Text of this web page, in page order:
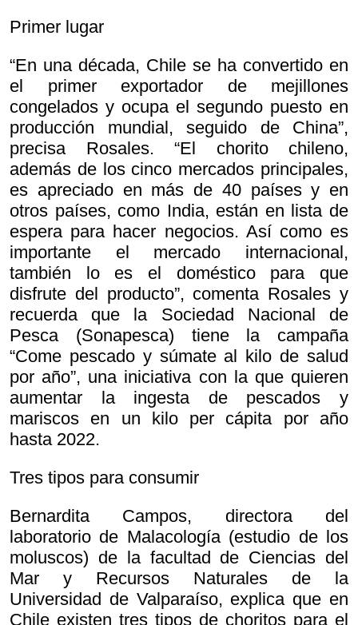
Primer lugar
“En una década, Chile se ha convertido en
el primer exportador de mejillones
congelados y ocupa el segundo puesto en
producción mundial, seguido de China”,
precisa Rosales. “El chorito chileno,
además de los cinco mercados principales,
es apreciado en más de 40 países y en
otros países, como India, están en lista de
espera para hacer negocios. Así como es
importante el mercado internacional,
también lo es el doméstico para que
disfrute del producto”, comenta Rosales y
recuerda que la Sociedad Nacional de
Pesca (Sonapesca) tiene la campaña
“Come pescado y súmate al kilo de salud
por año”, una iniciativa con la que quieren
aumentar la ingesta de pescados y
mariscos en un kilo per cápita por año
hasta 2022.
Tres tipos para consumir
Bernardita Campos, directora del
laboratorio de Malacología (estudio de los
moluscos) de la facultad de Ciencias del
Mar y Recursos Naturales de la
Universidad de Valparaíso, explica que en
Chile existen tres tipos de choritos para el